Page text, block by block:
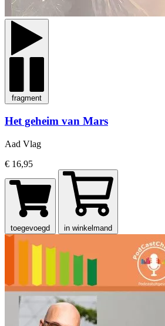
fragment
Het geheim van Mars
Aad Vlag
€ 16,95
toegevoegd in winkelmand